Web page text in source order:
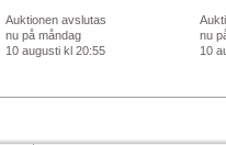
Auktionen avslutas
nu på måndag
10 augusti kl 20:55
nu
10